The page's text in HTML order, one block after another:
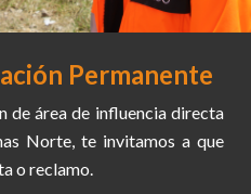
Permanente
de área de influencia directa
Norte, te invitamos a que
o reclamo.